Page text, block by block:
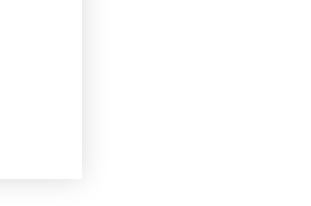
Voici
traité